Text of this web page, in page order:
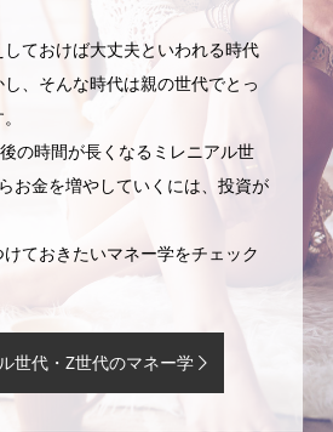
ておけば大丈夫といわれる時代
、そんな時代は親の世代でとっ
の時間が長くなるミレニアル世
お金を増やしていくには、投資が
ておきたいマネー学をチェック
世代・Z世代のマネー学